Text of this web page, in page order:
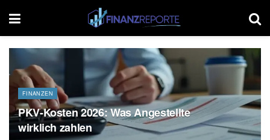
FINANZEN
PKV-Kosten 2026: Was Angestellte
wirklich zahlen